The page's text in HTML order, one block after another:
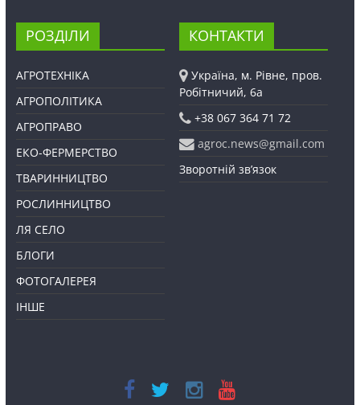
РОЗДІЛИ
АГРОТЕХНІКА
АГРОПОЛІТИКА
АГРОПРАВО
ЕКО-ФЕРМЕРСТВО
ТВАРИННИЦТВО
РОСЛИННИЦТВО
ЛЯ СЕЛО
БЛОГИ
ФОТОГАЛЕРЕЯ
ІНШЕ
КОНТАКТИ
Україна, м. Рівне, пров.
Робітничий, 6а
+38 067 364 71 72
agroc.news@gmail.com
Зворотній зв’язок